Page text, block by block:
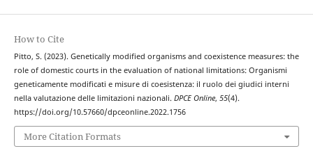
How to Cite
Pitto, S. (2023). Genetically modified organisms and coexistence measures: the
role of domestic courts in the evaluation of national limitations: Organismi
geneticamente modificati e misure di coesistenza: il ruolo dei giudici interni
nella valutazione delle limitazioni nazionali. DPCE Online, 55(4).
https://doi.org/10.57660/dpceonline.2022.1756
More Citation Formats